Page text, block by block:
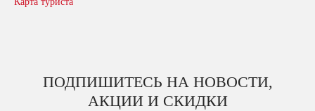
ПОДПИШИТЕСЬ НА НОВОСТИ,
АКЦИИ И СКИДКИ